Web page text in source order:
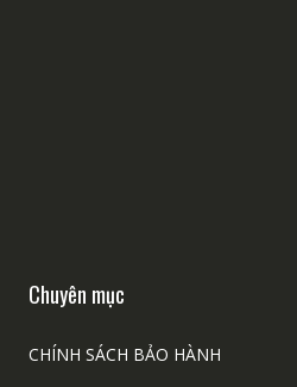
Chuyên mục
CHÍNH SÁCH BẢO HÀNH